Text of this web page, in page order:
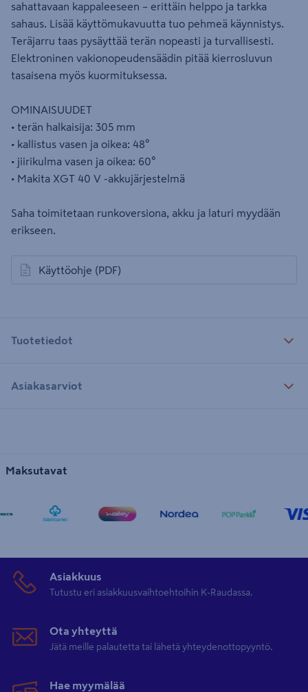
sahattavaan kappaleeseen – erittäin helppo ja tarkka
sahaus. Lisää käyttömukavuutta tuo pehmeä käynnistys.
Teräjarru taas pysäyttää terän nopeasti ja turvallisesti.
Elektroninen vakionopeudensäädin pitää kierrosluvun
tasaisena myös kuormituksessa.
OMINAISUUDET
• terän halkaisija: 305 mm
• kallistus vasen ja oikea: 48°
• jiirikulma vasen ja oikea: 60°
• Makita XGT 40 V -akkujärjestelmä
Saha toimitetaan runkoversiona, akku ja laturi myydään
erikseen.
Käyttöohje (PDF)
avautuu uuteen välilehteen
Tuotetiedot
Asiakasarviot
Maksutavat
Asiakkuus
Tutustu eri asiakkuusvaihtoehtoihin K-Raudassa.
Ota yhteyttä
Jätä meille palautetta tai lähetä yhteydenottopyyntö.
Hae myymälää